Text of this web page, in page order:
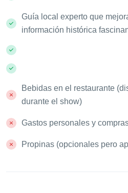
Guía local experto que
información histórica
Bebidas en el restaurante
durante el show)
Gastos personales y
Propinas (opcionales pero